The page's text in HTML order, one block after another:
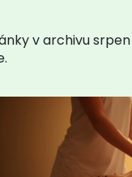
v archivu